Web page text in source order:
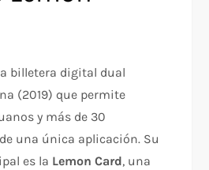
billetera digital dual
(2019) que permite
y más de 30
una única aplicación. Su
es la Lemon Card, una